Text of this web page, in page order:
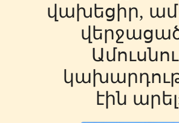
վախեցիր,
էին